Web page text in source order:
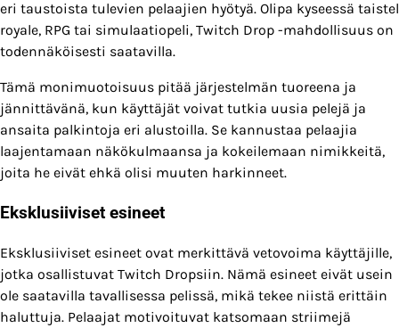
eri taustoista tulevien pelaajien hyötyä. Olipa kyseessä taistel
royale, RPG tai simulaatiopeli, Twitch Drop -mahdollisuus on
todennäköisesti saatavilla.
Tämä monimuotoisuus pitää järjestelmän tuoreena ja
jännittävänä, kun käyttäjät voivat tutkia uusia pelejä ja
ansaita palkintoja eri alustoilla. Se kannustaa pelaajia
laajentamaan näkökulmaansa ja kokeilemaan nimikkeitä,
joita he eivät ehkä olisi muuten harkinneet.
Eksklusiiviset esineet
Eksklusiiviset esineet ovat merkittävä vetovoima käyttäjille,
jotka osallistuvat Twitch Dropsiin. Nämä esineet eivät usein
ole saatavilla tavallisessa pelissä, mikä tekee niistä erittäin
haluttuja. Pelaajat motivoituvat katsomaan striimejä